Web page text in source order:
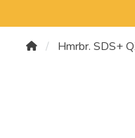
Hmrbr. SDS+